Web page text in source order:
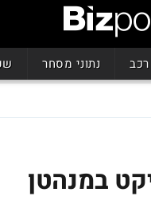
רכב נתוני מסחר